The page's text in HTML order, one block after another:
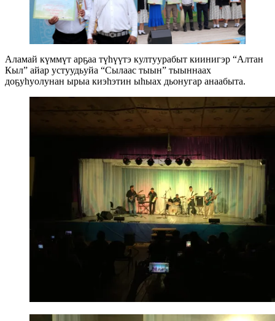
Аламай күммүт арҕаа түһүүтэ култуурабыт киинигэр “Алтан
Кыл” айар устуудьуйа “Сылаас тыын” тыыннаах
доҕуһуолунан ырыа киэһэтин ыһыах дьонугар анаабыта.